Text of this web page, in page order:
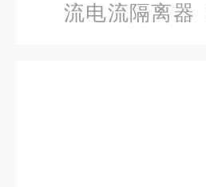
流电流隔离器